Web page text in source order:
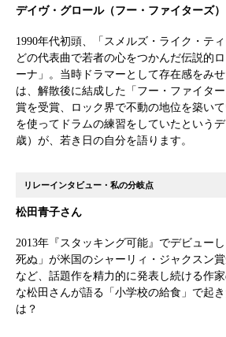
デイヴ・グロール（フー・ファイターズ）
1990年代初頭、「スメルズ・ライク・テ
どの代表曲で若者の心をつかんだ伝説的
ーナ」。当時ドラマーとして存在感をみ
は、解散後に結成した「フー・ファイタ
賞を受賞、ロック界で不動の地位を築い
を使ってドラムの練習をしていたという
歳）が、若き日の自分を語ります。
リレーインタビュー・私の分岐点
松田青子さん
2013年『スタッキング可能』でデビュー
死ぬ」が米国のシャーリィ・ジャクスン
など、話題作を精力的に発表し続ける作
な松田さんが語る「小学校の給食」で起
は？